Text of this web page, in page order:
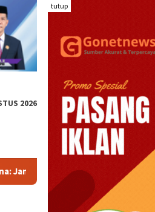
tutup
2026
Seremoni Jika Bantuan